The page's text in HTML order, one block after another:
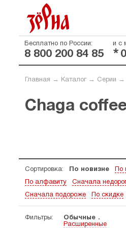
Бесплатно по России:
8 800 200 84 85
и с
*
Главная → Каталог→ Серии →
Chaga
Сортировка: По новизне По
По алфавиту Сначала
Сначала подороже По скидке
Фильтры:
Обычные
Расширенные